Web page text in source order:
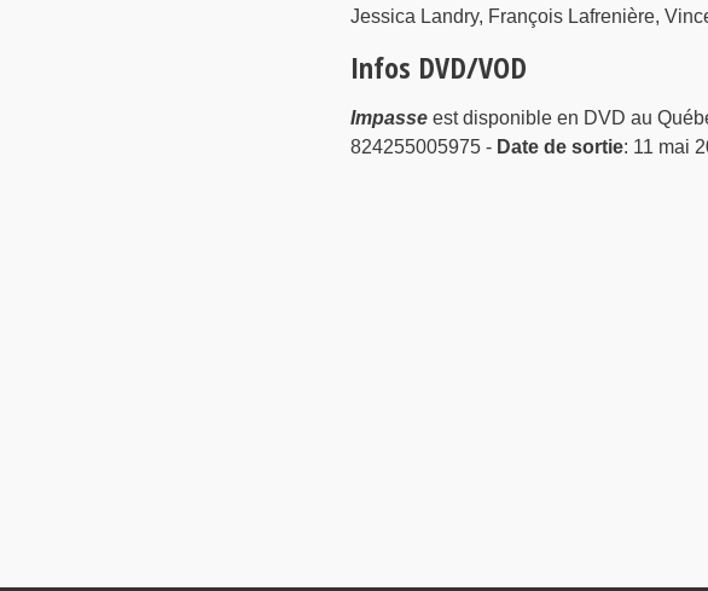
Jessica Landry, François Lafrenière,
Infos DVD/VOD
Impasseest disponible en DVD au
824255005975 - Date de sortie: 11 mai